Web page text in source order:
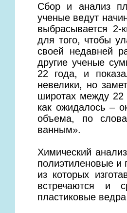
Сбор и анализ
ученые ведут
выбрасывается 2-
для того, чтобы
своей недавней
другие ученые
22 года, и
невелики, но
широтах между 22
как ожидалось –
объема, по
ванным».
Химический
полиэтиленовые и
из которых
встречаются и
пластиковые